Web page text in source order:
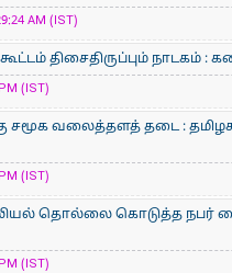
AM (IST)
திசைதிருப்பும் நாடகம் :
(IST)
சமூக வலைத்தளத் தடை :
(IST)
தொல்லை கொடுத்த நபர்
(IST)